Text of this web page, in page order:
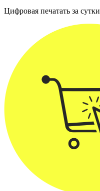
Цифровая печатать за сутки